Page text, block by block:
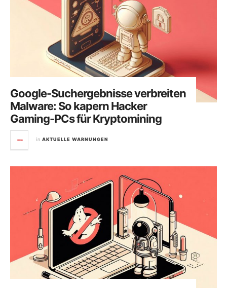
Google-Suchergebnisse verbreiten
Malware: So kapern Hacker
Gaming-PCs für Kryptomining
in AKTUELLE WARNUNGEN